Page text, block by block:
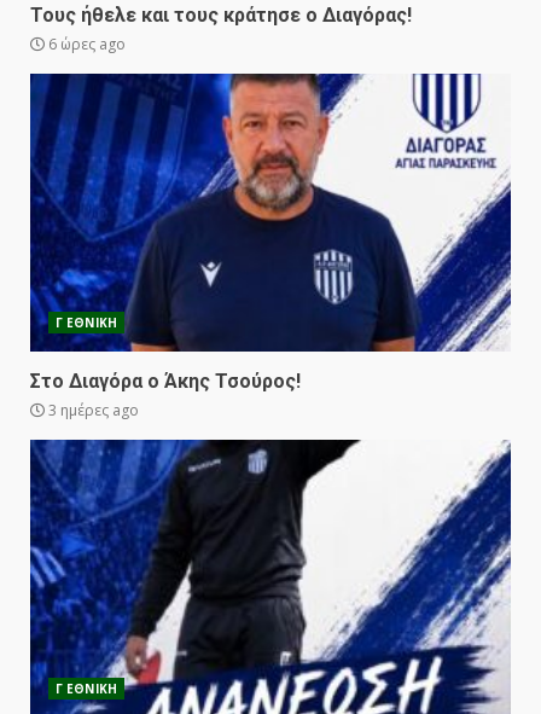
Τους ήθελε και τους κράτησε ο Διαγόρας!
6 ώρες ago
Γ ΕΘΝΙΚΗ
Στο Διαγόρα ο Άκης Τσούρος!
3 ημέρες ago
Γ ΕΘΝΙΚΗ